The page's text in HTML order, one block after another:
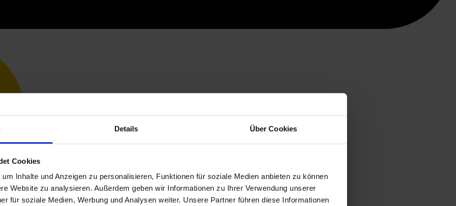
Details Über Cookies
Cookies
Inhalte und Anzeigen zu personalisieren, Funktionen für soziale Medien anbieten zu können
Website zu analysieren. Außerdem geben wir Informationen zu Ihrer Verwendung unserer
für soziale Medien, Werbung und Analysen weiter. Unsere Partner führen diese Informationen